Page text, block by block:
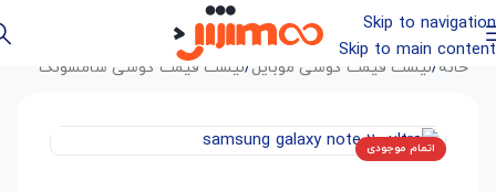
Skip to navigation
Skip to main content
خانه /لیست قیمت گوشی موبایل/لیست قیمت گوشی سامسونگ
اتمام موجودی